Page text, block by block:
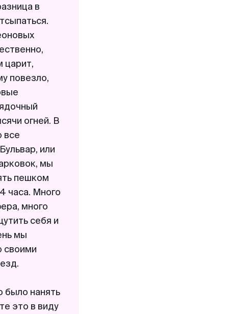
в
царит,
повезло,
огней. В
все
или
мы
пешком
часа. Много
много
себя и
мы
своими
было нанять
это в виду